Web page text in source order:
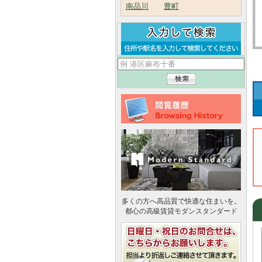
南品川 豊町
多くの方へ高品質で快適な住まいを。
都心の高級賃貸モダンスタンダード